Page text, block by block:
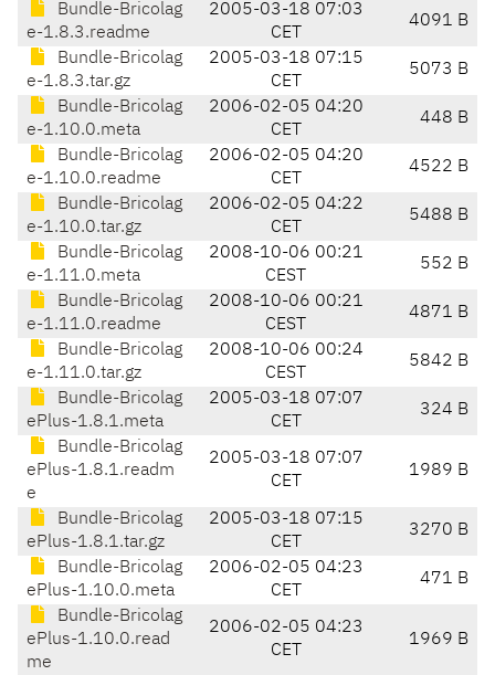
Bundle-Bricolag
e-1.8.3.readme
2005-03-18 07:03
CET
4091 B
Bundle-Bricolag
e-1.8.3.tar.gz
2005-03-18 07:15
CET
5073 B
Bundle-Bricolag
e-1.10.0.meta
2006-02-05 04:20
CET
448 B
Bundle-Bricolag
e-1.10.0.readme
2006-02-05 04:20
CET
4522 B
Bundle-Bricolag
e-1.10.0.tar.gz
2006-02-05 04:22
CET
5488 B
Bundle-Bricolag
e-1.11.0.meta
2008-10-06 00:21
CEST
552 B
Bundle-Bricolag
e-1.11.0.readme
2008-10-06 00:21
CEST
4871 B
Bundle-Bricolag
e-1.11.0.tar.gz
2008-10-06 00:24
CEST
5842 B
Bundle-Bricolag
ePlus-1.8.1.meta
2005-03-18 07:07
CET
324 B
Bundle-Bricolag
ePlus-1.8.1.readm
e
2005-03-18 07:07
CET
1989 B
Bundle-Bricolag
ePlus-1.8.1.tar.gz
2005-03-18 07:15
CET
3270 B
Bundle-Bricolag
ePlus-1.10.0.meta
2006-02-05 04:23
CET
471 B
Bundle-Bricolag
ePlus-1.10.0.read
me
2006-02-05 04:23
CET
1969 B